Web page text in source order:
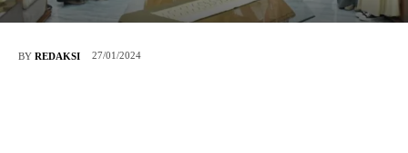
BY REDAKSI 27/01/2024